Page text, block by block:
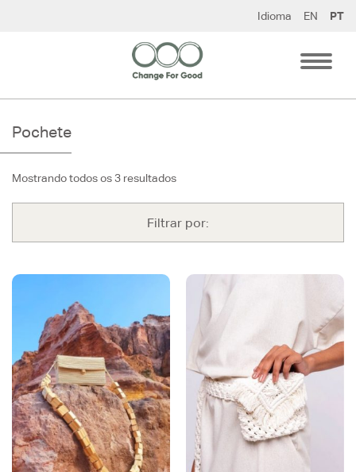
Idioma EN PT
Pochete
Mostrando todos os 3 resultados
Filtrar por: